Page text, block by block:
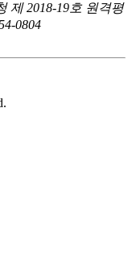
제 2018-19호 원격평
0804